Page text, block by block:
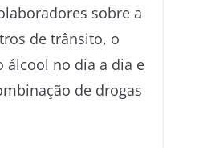
sobre a
de trânsito, o
álcool no dia a dia e
de drogas